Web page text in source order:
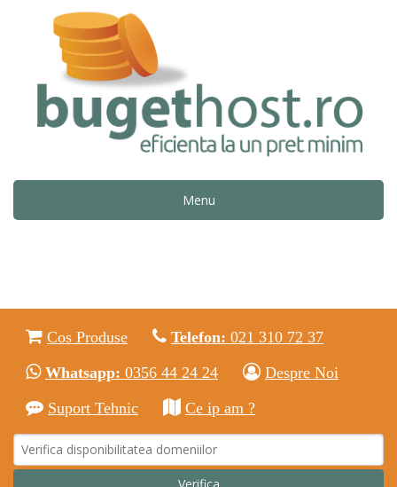
Menu
Cos Produse Telefon: 021 310 72 37
Whatsapp: 0356 44 24 24 Despre Noi
Suport Tehnic Ce ip am ?